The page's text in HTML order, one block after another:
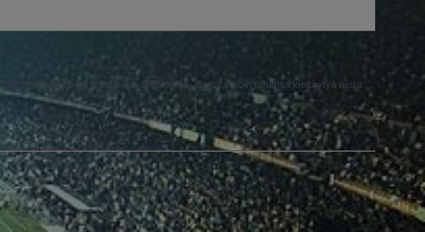
. Saatat saada meiltä tekstiviesti-ilmoituksia, ja voit milloin tahansa kieltäytyä niistä.